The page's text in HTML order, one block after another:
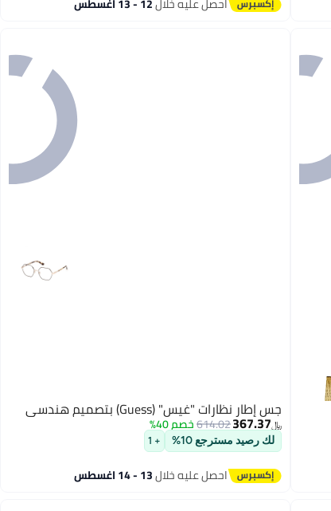
جس إطار نظارات "غيس" (Guess) بتصميم هندسي
﷼‏367.37
614.02خصم 40%
لك رصيد مسترجع 10% + 1
احصل عليه خلال13 - 14 اغسطس